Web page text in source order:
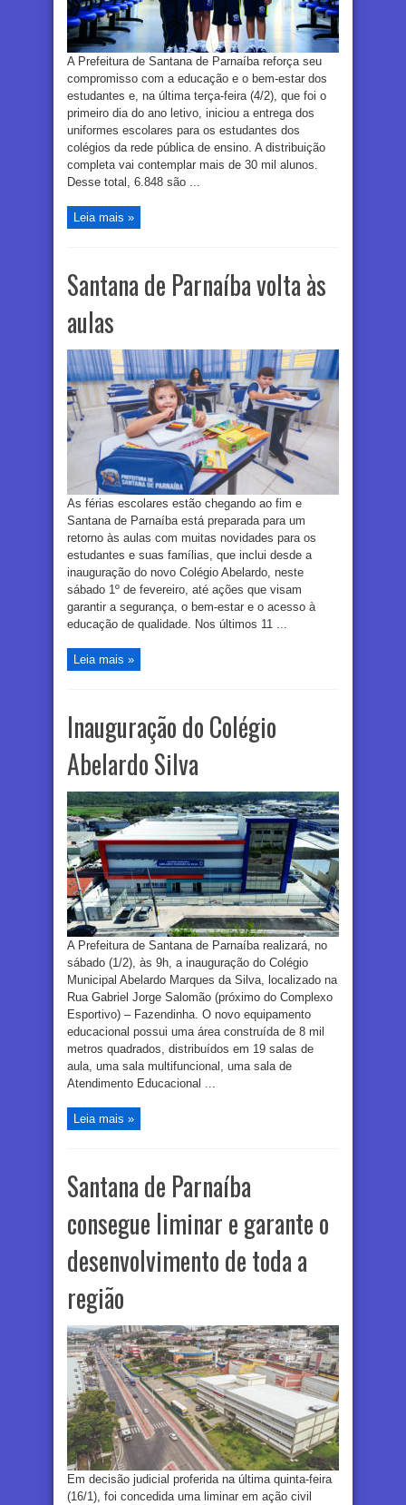
A Prefeitura de Santana de Parnaíba reforça seu
compromisso com a educação e o bem-estar dos
estudantes e, na última terça-feira (4/2), que foi o
primeiro dia do ano letivo, iniciou a entrega dos
uniformes escolares para os estudantes dos
colégios da rede pública de ensino. A distribuição
completa vai contemplar mais de 30 mil alunos.
Desse total, 6.848 são ...
Leia mais »
Santana de Parnaíba volta às
aulas
As férias escolares estão chegando ao fim e
Santana de Parnaíba está preparada para um
retorno às aulas com muitas novidades para os
estudantes e suas famílias, que inclui desde a
inauguração do novo Colégio Abelardo, neste
sábado 1º de fevereiro, até ações que visam
garantir a segurança, o bem-estar e o acesso à
educação de qualidade. Nos últimos 11 ...
Leia mais »
Inauguração do Colégio
Abelardo Silva
A Prefeitura de Santana de Parnaíba realizará, no
sábado (1/2), às 9h, a inauguração do Colégio
Municipal Abelardo Marques da Silva, localizado na
Rua Gabriel Jorge Salomão (próximo do Complexo
Esportivo) – Fazendinha. O novo equipamento
educacional possui uma área construída de 8 mil
metros quadrados, distribuídos em 19 salas de
aula, uma sala multifuncional, uma sala de
Atendimento Educacional ...
Leia mais »
Santana de Parnaíba
consegue liminar e garante o
desenvolvimento de toda a
região
Em decisão judicial proferida na última quinta-feira
(16/1), foi concedida uma liminar em ação civil